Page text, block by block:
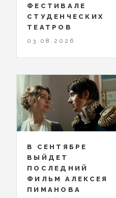
ФЕСТИВАЛЕ
СТУДЕНЧЕСКИХ
ТЕАТРОВ
03.08.2026
В СЕНТЯБРЕ
ВЫЙДЕТ
ПОСЛЕДНИЙ
ФИЛЬМ АЛЕКСЕЯ
ПИМАНОВА